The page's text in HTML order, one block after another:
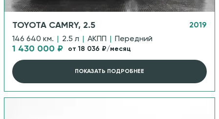
TOYOTA CAMRY, 2.5
2019
146 640 км.
2.5 л АКПП Передний
1 430 000 ₽ от 18 036 ₽/месяц
ПОКАЗАТЬ ПОДРОБНЕЕ